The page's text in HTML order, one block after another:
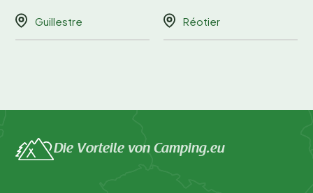
Guillestre Réotier
Die Vorteile von Camping.eu